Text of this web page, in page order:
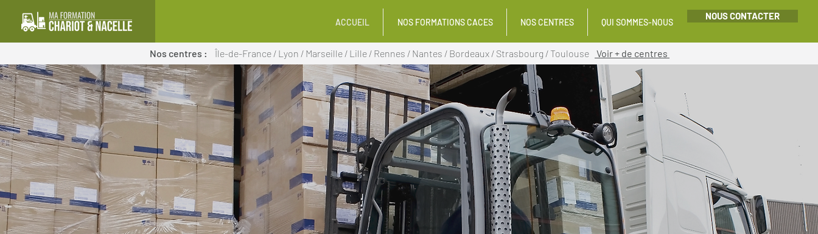
ACCUEIL NOS FORMATIONS CACES NOS CENTRES QUI SOMMES-NOUS
NOUS CONTACTER
Nos centres : Île-de-France / Lyon / Marseille / Lille / Rennes / Nantes / Bordeaux / Strasbourg / Toulouse Voir + de centres